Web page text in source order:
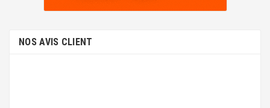
NOS AVIS CLIENT